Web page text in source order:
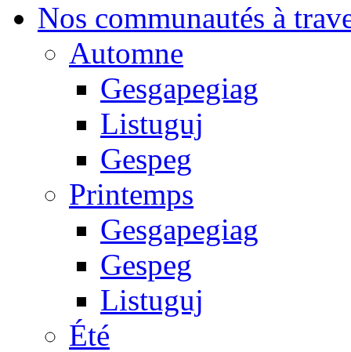
Nos communautés à
Automne
Gesgapegiag
Listuguj
Gespeg
Printemps
Gesgapegiag
Gespeg
Listuguj
Été